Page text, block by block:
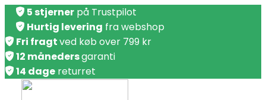
5 stjerner på Trustpilot
Hurtig levering fra webshop
Fri fragtved køb over 799 kr
12 månedersgaranti
14 dage returret